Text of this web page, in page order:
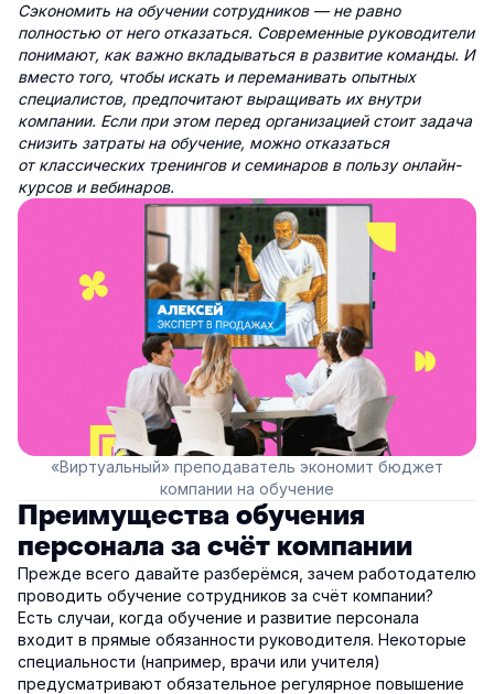
Сэкономить на обучении сотрудников — не равно
полностью от него отказаться. Современные руководители
понимают, как важно вкладываться в развитие команды. И
вместо того, чтобы искать и переманивать опытных
специалистов, предпочитают выращивать их внутри
компании. Если при этом перед организацией стоит задача
снизить затраты на обучение, можно отказаться
от классических тренингов и семинаров в пользу онлайн-
курсов и вебинаров.
«Виртуальный» преподаватель экономит бюджет
компании на обучение
Преимущества обучения
персонала за счёт компании
Прежде всего давайте разберёмся, зачем работодателю
проводить обучение сотрудников за счёт компании?
Есть случаи, когда обучение и развитие персонала
входит в прямые обязанности руководителя. Некоторые
специальности (например, врачи или учителя)
предусматривают обязательное регулярное повышение